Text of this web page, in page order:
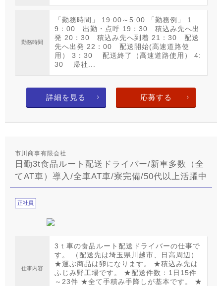
勤務時間
「勤務時間」 19:00～5:00 「勤務例」 1
9：00 出勤・点呼 19：30 積込み先へ出
発 20：30 積込み先へ到着 21：30 配送
先へ出発 22：00 配送開始(高速道路使
用） 3：30 配送終了（高速道路使用） 4:
30 帰社...
詳細を見る 応募する
市川商事有限会社
日勤3t食品ルート配送ドライバー/新車多数（全
てAT車）導入/全車AT車/寮完備/50代以上活躍中
正社員
仕事内容
3ｔ車の食品ルート配送ドライバーの仕事で
す。 （配送先は埼玉県川越市、日高周辺）
★運ぶ商品は卵になります。 ★積込み先は
ふじみ野工場です。 ★配送件数：1日15件
～23件 ★全て手積み手降しが基本です。 ★